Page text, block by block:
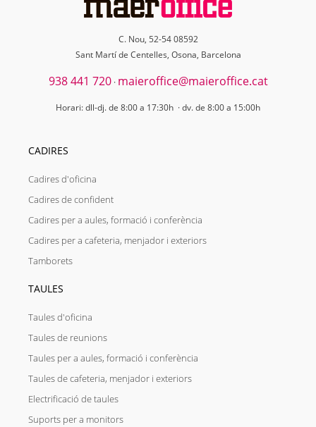
C. Nou, 52-54 08592
Sant Martí de Centelles, Osona, Barcelona
938 441 720· maieroffice@maieroffice.cat
Horari: dll-dj. de 8:00 a 17:30h · dv. de 8:00 a 15:00h
CADIRES
Cadires d'oficina
Cadires de confident
Cadires per a aules, formació i conferència
Cadires per a cafeteria, menjador i exteriors
Tamborets
TAULES
Taules d'oficina
Taules de reunions
Taules per a aules, formació i conferència
Taules de cafeteria, menjador i exteriors
Electrificació de taules
Suports per a monitors